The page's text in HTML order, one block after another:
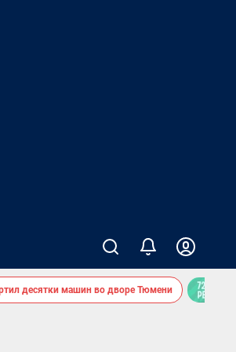
десятки машин во дворе Тюмени